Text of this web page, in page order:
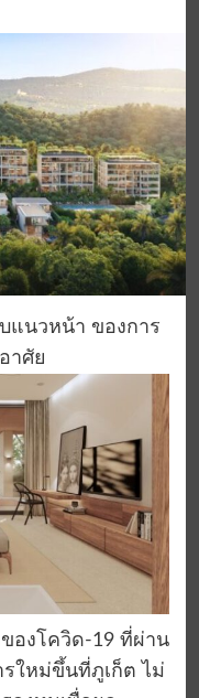
แนวหน้า ของการ
าศัย
ของโควิด-19 ที่ผ่าน
รใหม่ขึ้นที่ภูเก็ต ไม่